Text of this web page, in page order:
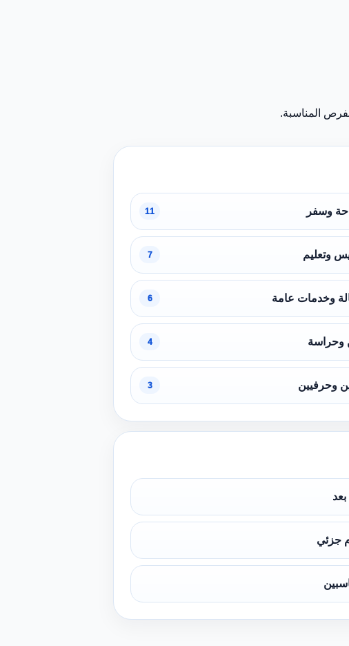
المناسبة.
وسفر 11
وتعليم 7
وخدمات عامة 6
وحراسة 4
وحرفيين 3
جزئي